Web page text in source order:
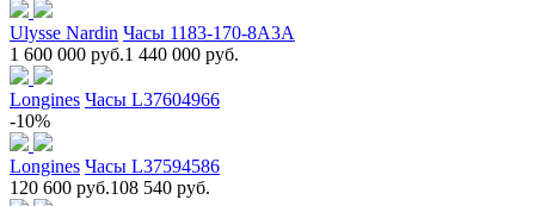
Ulysse Nardin Часы 1183-170-8A3A
1 600 000 руб.1 440 000 руб.
Longines Часы L37604966
-10%
Longines Часы L37594586
120 600 руб.108 540 руб.